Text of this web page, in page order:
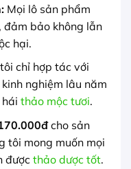
Mọi lô sản phẩm
đảm bảo không lẫn
hại.
chỉ hợp tác với
nghiệm lâu năm
thảo mộc tươi.
cho sản
tôi mong muốn mọi
được thảo dược tốt.